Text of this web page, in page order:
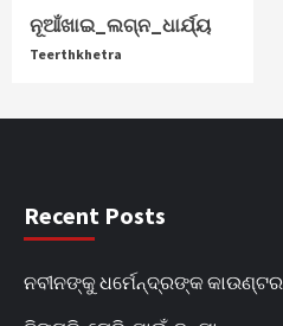
ନୂଆଁଖାଇ_ଲଗ୍ନ_ଧାର୍ଯ୍ୟ
Teerthkhetra
Recent Posts
ନବୀନଙ୍କୁ ଧର୍ମେନ୍ଦ୍ରଙ୍କ କାଉଣ୍ଟର